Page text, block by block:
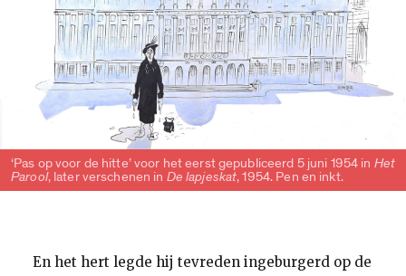
‘Pas op voor de hitte’ voor het eerst gepubliceerd 5 juni 1954 in Het
Parool, later verschenen in De lapjeskat, 1954. Pen en inkt.
En het hert legde hij tevreden ingeburgerd op de